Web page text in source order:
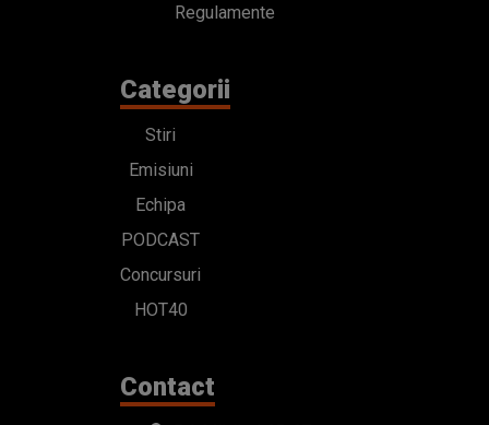
Regulamente
Categorii
Stiri
Emisiuni
Echipa
PODCAST
Concursuri
HOT40
Contact